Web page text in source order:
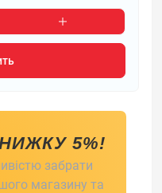
5%!
забрати
магазину та